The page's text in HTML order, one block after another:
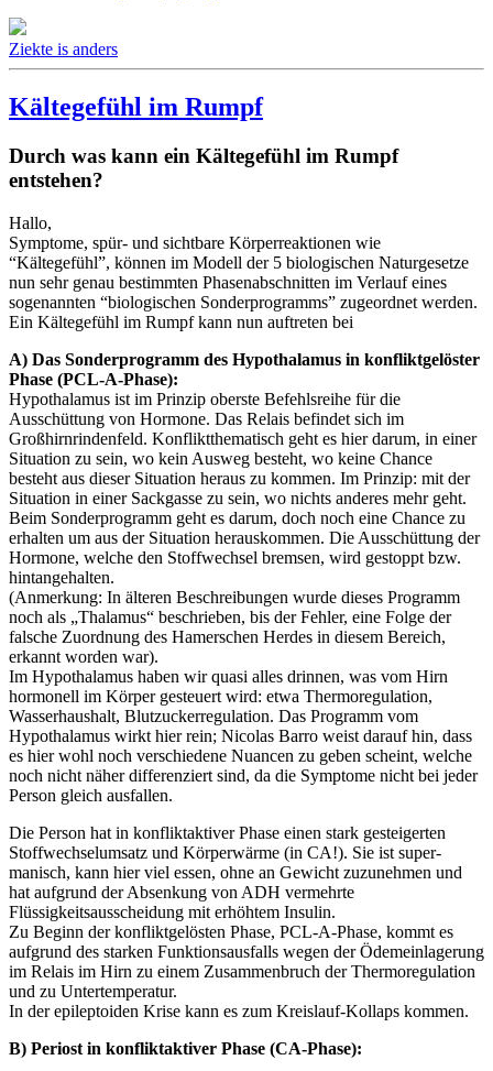
Ziekte is anders
Kältegefühl im Rumpf
Durch was kann ein Kältegefühl im Rumpf
entstehen?
Hallo,
Symptome, spür- und sichtbare Körperreaktionen wie
“Kältegefühl”, können im Modell der 5 biologischen Naturgesetze
nun sehr genau bestimmten Phasenabschnitten im Verlauf eines
sogenannten “biologischen Sonderprogramms” zugeordnet werden.
Ein Kältegefühl im Rumpf kann nun auftreten bei
A) Das Sonderprogramm des Hypothalamus in konfliktgelöster
Phase (PCL-A-Phase):
Hypothalamus ist im Prinzip oberste Befehlsreihe für die
Ausschüttung von Hormone. Das Relais befindet sich im
Großhirnrindenfeld. Konfliktthematisch geht es hier darum, in einer
Situation zu sein, wo kein Ausweg besteht, wo keine Chance
besteht aus dieser Situation heraus zu kommen. Im Prinzip: mit der
Situation in einer Sackgasse zu sein, wo nichts anderes mehr geht.
Beim Sonderprogramm geht es darum, doch noch eine Chance zu
erhalten um aus der Situation herauskommen. Die Ausschüttung der
Hormone, welche den Stoffwechsel bremsen, wird gestoppt bzw.
hintangehalten.
(Anmerkung: In älteren Beschreibungen wurde dieses Programm
noch als „Thalamus“ beschrieben, bis der Fehler, eine Folge der
falsche Zuordnung des Hamerschen Herdes in diesem Bereich,
erkannt worden war).
Im Hypothalamus haben wir quasi alles drinnen, was vom Hirn
hormonell im Körper gesteuert wird: etwa Thermoregulation,
Wasserhaushalt, Blutzuckerregulation. Das Programm vom
Hypothalamus wirkt hier rein; Nicolas Barro weist darauf hin, dass
es hier wohl noch verschiedene Nuancen zu geben scheint, welche
noch nicht näher differenziert sind, da die Symptome nicht bei jeder
Person gleich ausfallen.
Die Person hat in konfliktaktiver Phase einen stark gesteigerten
Stoffwechselumsatz und Körperwärme (in CA!). Sie ist super-
manisch, kann hier viel essen, ohne an Gewicht zuzunehmen und
hat aufgrund der Absenkung von ADH vermehrte
Flüssigkeitsausscheidung mit erhöhtem Insulin.
Zu Beginn der konfliktgelösten Phase, PCL-A-Phase, kommt es
aufgrund des starken Funktionsausfalls wegen der Ödemeinlagerung
im Relais im Hirn zu einem Zusammenbruch der Thermoregulation
und zu Untertemperatur.
In der epileptoiden Krise kann es zum Kreislauf-Kollaps kommen.
B) Periost in konfliktaktiver Phase (CA-Phase):